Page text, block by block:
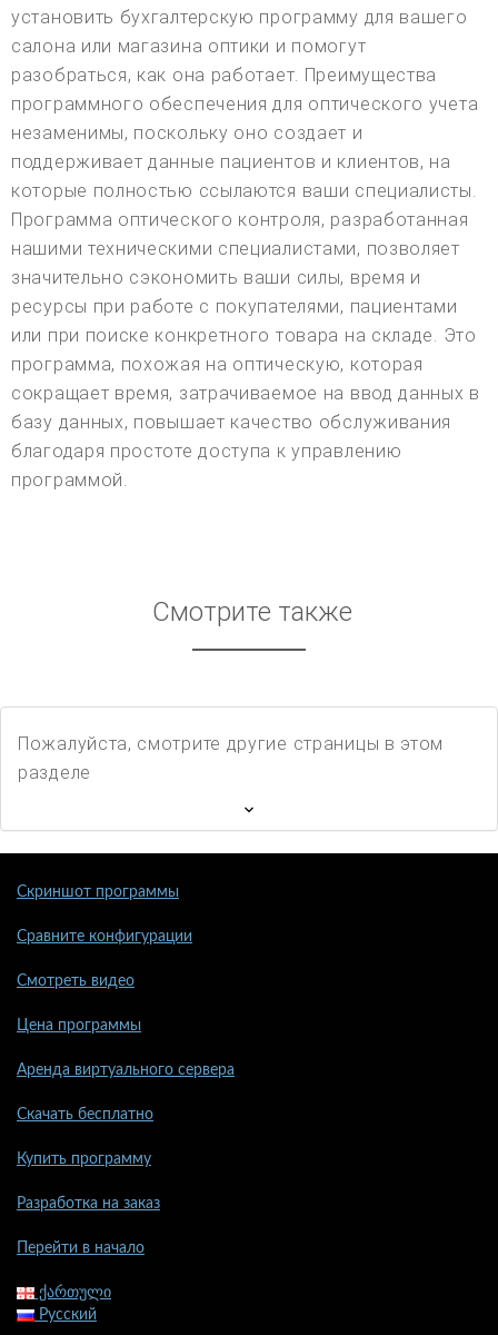
установить бухгалтерскую программу для вашего
салона или магазина оптики и помогут
разобраться, как она работает. Преимущества
программного обеспечения для оптического учета
незаменимы, поскольку оно создает и
поддерживает данные пациентов и клиентов, на
которые полностью ссылаются ваши специалисты.
Программа оптического контроля, разработанная
нашими техническими специалистами, позволяет
значительно сэкономить ваши силы, время и
ресурсы при работе с покупателями, пациентами
или при поиске конкретного товара на складе. Это
программа, похожая на оптическую, которая
сокращает время, затрачиваемое на ввод данных в
базу данных, повышает качество обслуживания
благодаря простоте доступа к управлению
программой.
Смотрите также
Пожалуйста, смотрите другие страницы в этом
разделе
Скриншот программы
Сравните конфигурации
Смотреть видео
Цена программы
Аренда виртуального сервера
Скачать бесплатно
Купить программу
Разработка на заказ
Перейти в начало
ქართული
Русский